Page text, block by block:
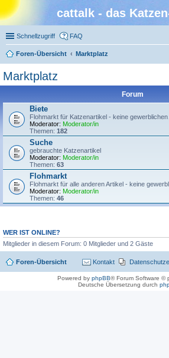
cattalk - das
Schnellzugriff FAQ
Foren-Übersicht
Marktplatz
Marktplatz
Forum
Biete
Flohmarkt für Katzenartikel - keine
Moderator: Moderator/in
Themen: 182
Suche
gebrauchte Katzenartikel
Moderator: Moderator/in
Themen: 63
Flohmarkt
Flohmarkt für alle anderen Artikel - keine
Moderator: Moderator/in
Themen: 46
WER IST ONLINE?
Mitglieder in diesem Forum: 0 Mitglieder und 2 Gäste
Foren-Übersicht Kontakt
Powered by phpBB® Forum Software ©
Deutsche Übersetzung durch